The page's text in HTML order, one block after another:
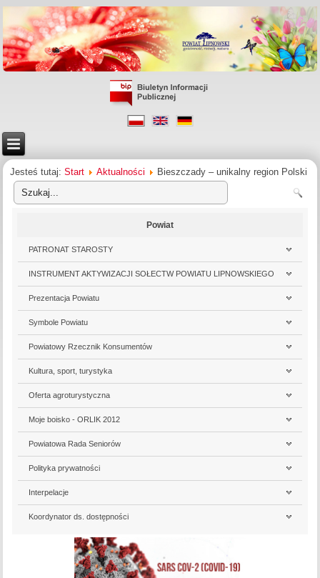
Jesteś tutaj:Start Aktualności Bieszczady – unikalny region Polski
Powiat
PATRONAT STAROSTY
INSTRUMENT AKTYWIZACJI SOŁECTW POWIATU LIPNOWSKIEGO
Prezentacja Powiatu
Symbole Powiatu
Powiatowy Rzecznik Konsumentów
Kultura, sport, turystyka
Oferta agroturystyczna
Moje boisko - ORLIK 2012
Powiatowa Rada Seniorów
Polityka prywatności
Interpelacje
Koordynator ds. dostępności